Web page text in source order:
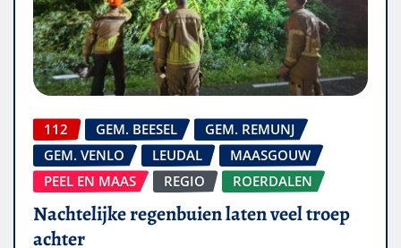
112 GEM. BEESEL
GEM. REMUNJ
GEM. VENLO
LEUDAL
MAASGOUW
PEEL EN MAAS
REGIO ROERDALEN
Nachtelijke regenbuien laten veel troep
achter